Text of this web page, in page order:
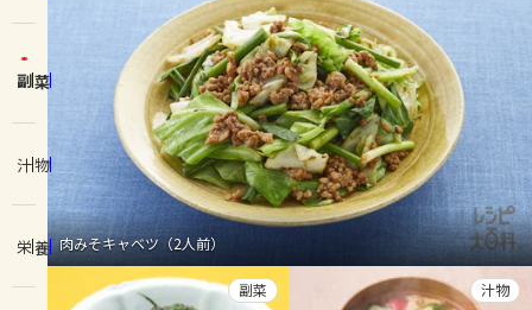
ホーム
コンテンツ
レシピ
トーク
人気の食材・レシピ
きゅうり なす トマト
とうもろこし
ピーマン
みょうが ゴーヤ
副菜
汁物
栄養 肉みそキャベツ（2人前）
副菜 汁物